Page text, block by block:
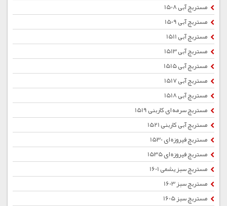
مستربچ آبی 1508
مستربچ آبی 1509
مستربچ آبی 1511
مستربچ آبی 1513
مستربچ آبی 1515
مستربچ آبی 1517
مستربچ آبی 1518
مستربچ سرمه ای کاربنی 1519
مستربچ آبی کاربنی 1521
مستربچ فیروزه ای 1530
مستربچ فیروزه ای 1535
مستربچ سبز یشمی 1601
مستربچ سبز 1603
مستربچ سبز 1605